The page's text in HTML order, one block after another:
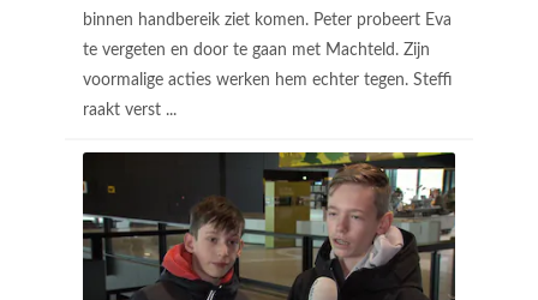
binnen handbereik ziet komen. Peter probeert Eva
te vergeten en door te gaan met Machteld. Zijn
voormalige acties werken hem echter tegen. Steffi
raakt verst ...